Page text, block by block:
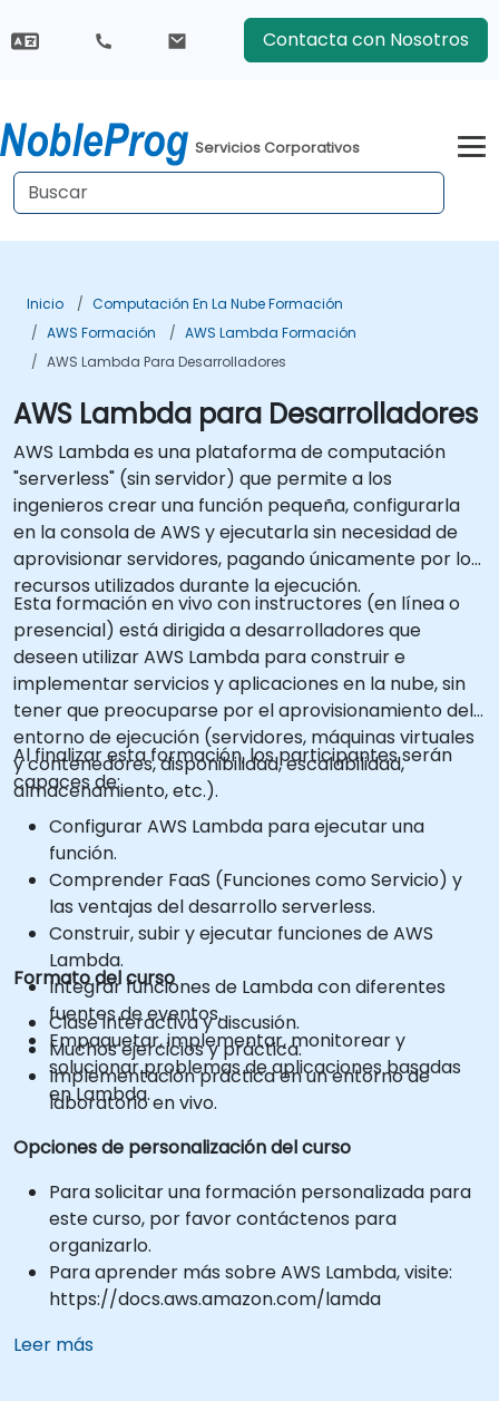
Contacta con Nosotros
Servicios Corporativos
Inicio
Computación En La Nube Formación
AWS Formación
AWS Lambda Formación
AWS Lambda Para Desarrolladores
AWS Lambda para Desarrolladores
AWS Lambda es una plataforma de computación
"serverless" (sin servidor) que permite a los
ingenieros crear una función pequeña, configurarla
en la consola de AWS y ejecutarla sin necesidad de
aprovisionar servidores, pagando únicamente por los
recursos utilizados durante la ejecución.
Esta formación en vivo con instructores (en línea o
presencial) está dirigida a desarrolladores que
deseen utilizar AWS Lambda para construir e
implementar servicios y aplicaciones en la nube, sin
tener que preocuparse por el aprovisionamiento del
entorno de ejecución (servidores, máquinas virtuales
y contenedores, disponibilidad, escalabilidad,
almacenamiento, etc.).
Al finalizar esta formación, los participantes serán
capaces de:
Configurar AWS Lambda para ejecutar una
función.
Comprender FaaS (Funciones como Servicio) y
las ventajas del desarrollo serverless.
Construir, subir y ejecutar funciones de AWS
Lambda.
Integrar funciones de Lambda con diferentes
fuentes de eventos.
Empaquetar, implementar, monitorear y
solucionar problemas de aplicaciones basadas
en Lambda.
Formato del curso
Clase interactiva y discusión.
Muchos ejercicios y práctica.
Implementación práctica en un entorno de
laboratorio en vivo.
Opciones de personalización del curso
Para solicitar una formación personalizada para
este curso, por favor contáctenos para
organizarlo.
Para aprender más sobre AWS Lambda, visite:
https://docs.aws.amazon.com/lamda
Leer más